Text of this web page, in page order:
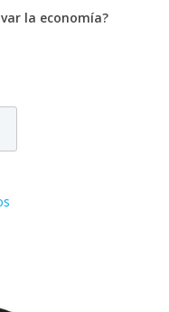
la economía?